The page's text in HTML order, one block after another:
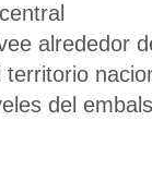
alrededor
del